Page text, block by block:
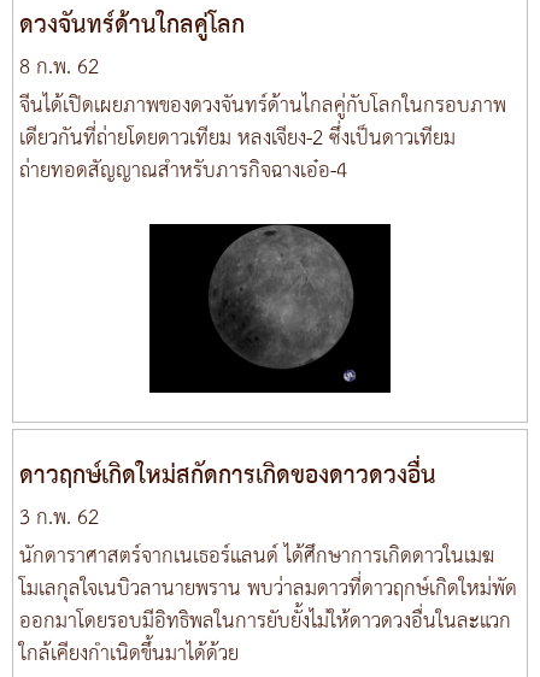
ดวงจันทร์ด้านใกลคู่โลก
8 ก.พ. 62
จีนได้เปิดเผยภาพของดวงจันทร์ด้านไกลคู่กับโลกในกรอบภาพ
เดียวกันที่ถ่ายโดยดาวเทียม หลงเจียง-2 ซึ่งเป็นดาวเทียม
ถ่ายทอดสัญญาณสำหรับภารกิจฉางเอ๋อ-4
ดาวฤกษ์เกิดใหม่สกัดการเกิดของดาวดวงอื่น
3 ก.พ. 62
นักดาราศาสตร์จากเนเธอร์แลนด์ ได้ศึกษาการเกิดดาวในเมฆ
โมเลกุลใจเนบิวลานายพราน พบว่าลมดาวที่ดาวฤกษ์เกิดใหม่พัด
ออกมาโดยรอบมีอิทธิพลในการยับยั้งไม่ให้ดาวดวงอื่นในละแวก
ใกล้เคียงกำเนิดขึ้นมาได้ด้วย